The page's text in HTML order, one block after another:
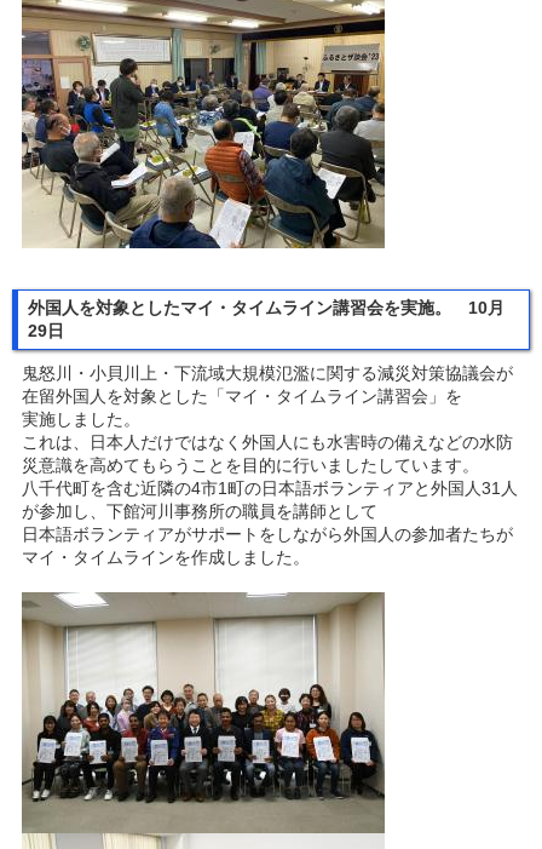
外国人を対象としたマイ・タイムライン講習会を実施。 10月
29日
鬼怒川・小貝川上・下流域大規模氾濫に関する減災対策協議会が
在留外国人を対象とした「マイ・タイムライン講習会」を
実施しました。
これは、日本人だけではなく外国人にも水害時の備えなどの水防
災意識を高めてもらうことを目的に行いましたしています。
八千代町を含む近隣の4市1町の日本語ボランティアと外国人31人
が参加し、下館河川事務所の職員を講師として
日本語ボランティアがサポートをしながら外国人の参加者たちが
マイ・タイムラインを作成しました。